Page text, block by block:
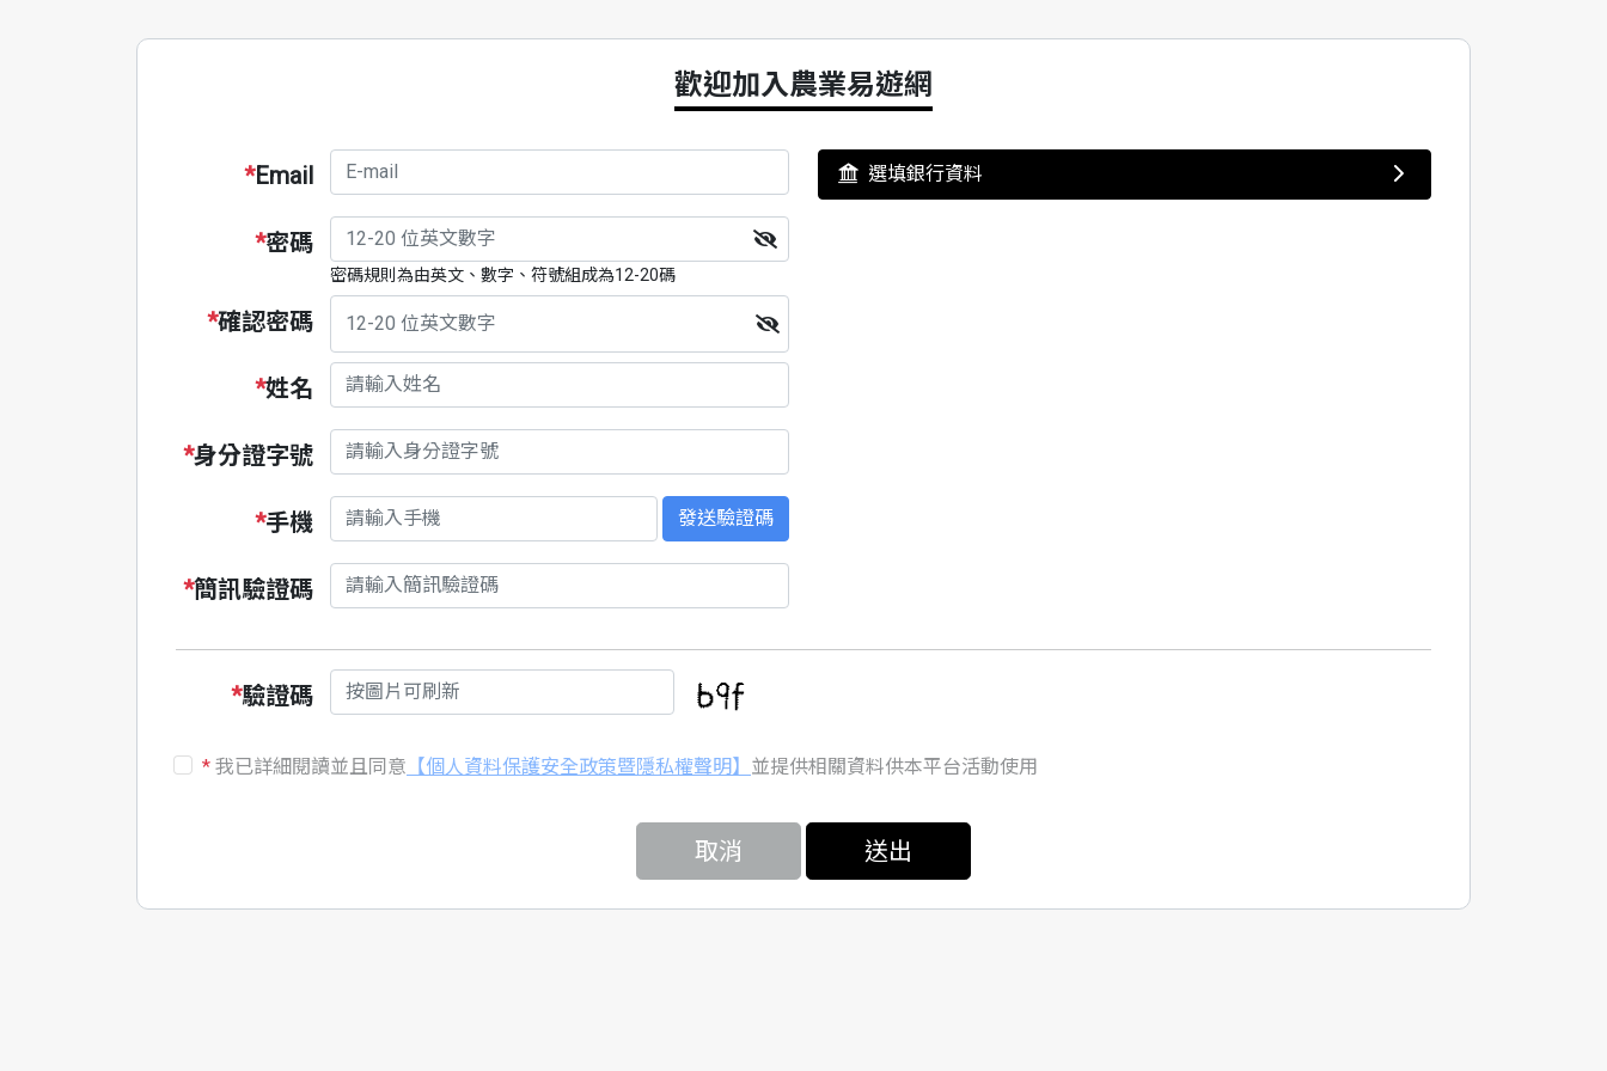
歡迎加入農業易遊網
*Email
*密碼
密碼規則為由英文、數字、符號組成為12-20碼
*確認密碼
*姓名
*身分證字號
*手機 發送驗證碼
*簡訊驗證碼
選填銀行資料
*驗證碼
* 我已詳細閱讀並且同意 【個人資料保護安全政策暨隱私權聲明】 並提供相關資料供本平台活動使用
取消 送出